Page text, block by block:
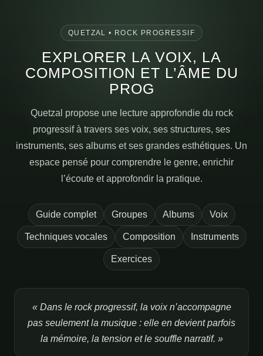
QUETZAL • ROCK PROGRESSIF
EXPLORER LA VOIX, LA
COMPOSITION ET L’ÂME DU
PROG
Quetzal propose une lecture approfondie du rock
progressif à travers ses voix, ses structures, ses
instruments, ses albums et ses grandes esthétiques. Un
espace pensé pour comprendre le genre, enrichir
l’écoute et approfondir la pratique.
Guide complet Groupes Albums Voix
Techniques vocales Composition Instruments
Exercices
« Dans le rock progressif, la voix n’accompagne
pas seulement la musique : elle en devient parfois
la mémoire, la tension et le souffle narratif. »